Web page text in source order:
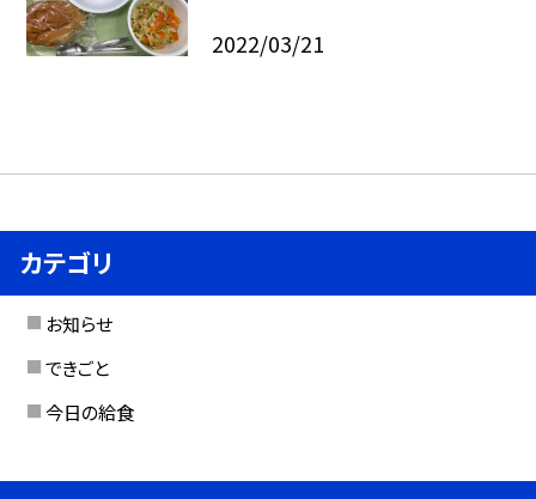
2022/03/21
カテゴリ
お知らせ
できごと
今日の給食